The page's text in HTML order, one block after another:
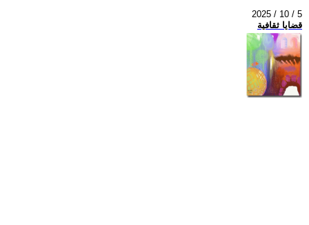
2025 / 10 / 5
قضايا ثقافية